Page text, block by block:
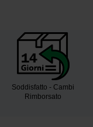
Soddisfatto - Cambi
Rimborsato